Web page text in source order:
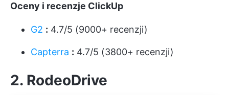
Oceny i recenzje ClickUp
G2 : 4.7/5 (9000+ recenzji)
Capterra : 4.7/5 (3800+ recenzji)
2. RodeoDrive